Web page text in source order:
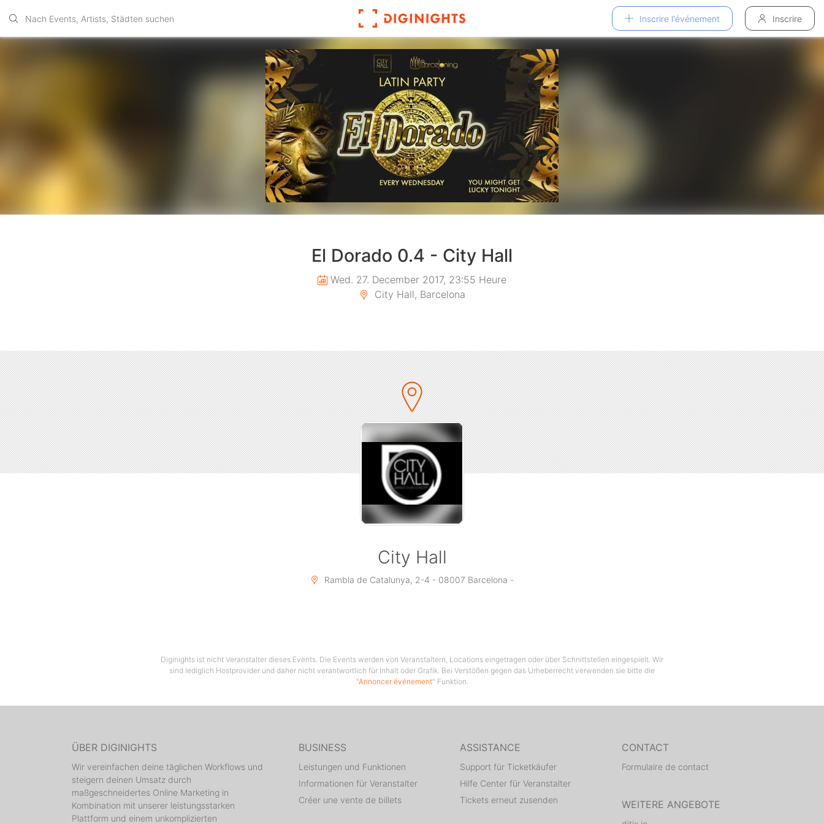
Inscrire l'événement Inscrire
El Dorado 0.4 - City Hall
Wed. 27. December 2017, 23:55 Heure
City Hall, Barcelona
City Hall
Rambla de Catalunya, 2-4 - 08007 Barcelona -
Diginights ist nicht Veranstalter dieses Events. Die Events werden von Veranstaltern, Locations eingetragen oder über Schnittstellen eingespielt. Wir
sind lediglich Hostprovider und daher nicht verantwortlich für Inhalt oder Grafik. Bei Verstößen gegen das Urheberrecht verwenden sie bitte die
"Annoncer événement" Funktion.
ÜBER DIGINIGHTS
Wir vereinfachen deine täglichen Workflows und
steigern deinen Umsatz durch
maßgeschneidertes Online Marketing in
Kombination mit unserer leistungsstarken
Plattform und einem unkomplizierten
BUSINESS
Leistungen und Funktionen
Informationen für Veranstalter
Créer une vente de billets
ASSISTANCE
Support für Ticketkäufer
Hilfe Center für Veranstalter
Tickets erneut zusenden
CONTACT
Formulaire de contact
WEITERE ANGEBOTE